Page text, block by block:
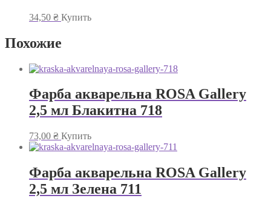
34,50 ₴ Купить
Похожие
Фарба акварельна ROSA Gallery
2,5 мл Блакитна 718
73,00 ₴ Купить
Фарба акварельна ROSA Gallery
2,5 мл Зелена 711